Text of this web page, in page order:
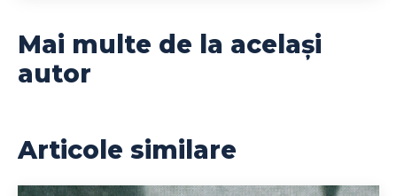
Mai multe de la același
autor
Articole similare